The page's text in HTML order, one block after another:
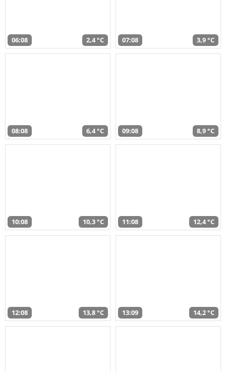
06:08 2,4 °C 07:08 3,9 °C
08:08 6,4 °C 09:08 8,9 °C
10:08 10,3 °C 11:08 12,4 °C
12:08 13,8 °C 13:09 14,2 °C